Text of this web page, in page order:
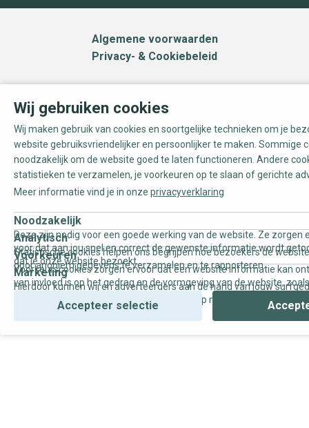
Algemene voorwaarden
Privacy- & Cookiebeleid
Wij gebruiken cookies
Wij maken gebruik van cookies en soortgelijke technieken om je
website gebruiksvriendelijker en persoonlijker te maken. Sommige
noodzakelijk om de website goed te laten functioneren. Andere
statistieken te verzamelen, je voorkeuren op te slaan of gerichte
Meer informatie vind je in onze privacyverklaring
Noodzakelijk
Deze zijn nodig voor een goede werking van de website. Ze zorgen
voor dat aan jou snel en correct de gewenste informatie wordt
dat je onze website bezoekt.
Analytisch
Statistische cookies helpen ons begrijpen hoe bezoekers de
door anoniem gegevens te verzamelen en te rapporteren.
Voorkeuren
Voorkeurscookies zorgen ervoor dat een website informatie kan
van invloed is op het gedrag en de vormgeving van de website,
Marketing
Hierdoor kunnen wij en adverteerders aan de hand van jouw
gepersonaliseerde online advertenties en op maat gemaakte
Accepteer selectie